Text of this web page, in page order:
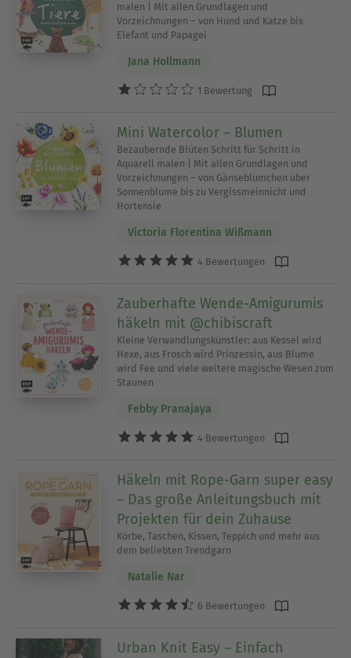
malen | Mit allen Grundlagen und
Vorzeichnungen – von Hund und Katze bis
Elefant und Papagei
Jana Hollmann
1 Bewertung
Mini Watercolor – Blumen
Bezaubernde Blüten Schritt für Schritt in
Aquarell malen | Mit allen Grundlagen und
Vorzeichnungen – von Gänseblümchen über
Sonnenblume bis zu Vergissmeinnicht und
Hortensie
Victoria Florentina Wißmann
4 Bewertungen
Zauberhafte Wende-Amigurumis
häkeln mit @chibiscraft
Kleine Verwandlungskünstler: aus Kessel wird
Hexe, aus Frosch wird Prinzessin, aus Blume
wird Fee und viele weitere magische Wesen zum
Staunen
Febby Pranajaya
4 Bewertungen
Häkeln mit Rope-Garn super easy
– Das große Anleitungsbuch mit
Projekten für dein Zuhause
Körbe, Taschen, Kissen, Teppich und mehr aus
dem beliebten Trendgarn
Natalie Nar
6 Bewertungen
Urban Knit Easy – Einfach